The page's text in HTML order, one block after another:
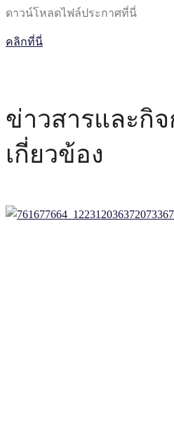
ดาวน์โหลดไฟล์ประกาศที่นี่
คลิกที่นี่
ข่าวสารและกิ
เกี่ยวข้อง